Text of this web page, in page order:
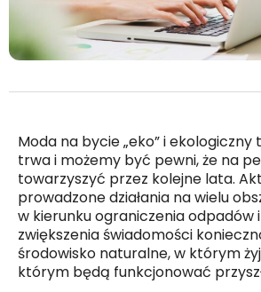
Moda na bycie „eko” i
trwa i możemy być pewni, że na
towarzyszyć przez kolejne lata.
prowadzone działania na wielu
w kierunku ograniczenia odpadów
zwiększenia świadomości
środowisko naturalne, w którym
którym będą funkcjonować